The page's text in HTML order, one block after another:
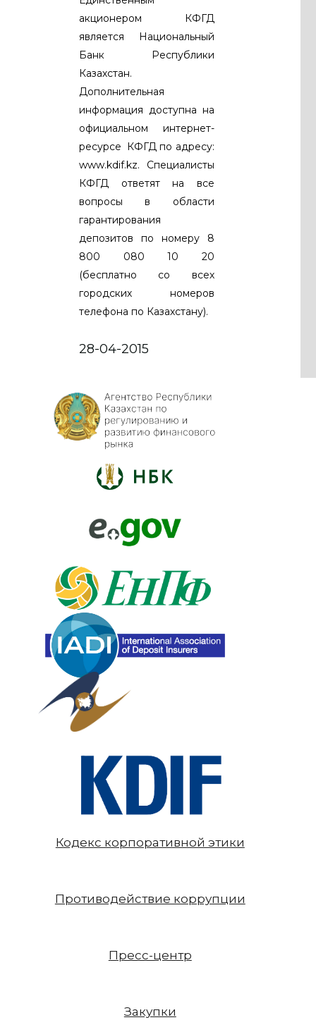
акционером КФГД
является Национальный
Банк Республики
Казахстан.
Дополнительная
информация доступна на
официальном интернет-
ресурсе КФГД по адресу:
www.kdif.kz. Специалисты
КФГД ответят на все
вопросы в области
гарантирования
депозитов по номеру 8
800 080 10 20
(бесплатно со всех
городских номеров
телефона по Казахстану).
28-04-2015
Кодекс корпоративной этики
Противодействие коррупции
Пресс-центр
Закупки